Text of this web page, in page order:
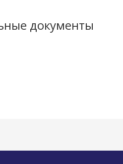
документы
на поставку оборудования